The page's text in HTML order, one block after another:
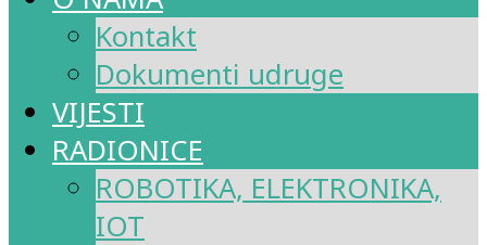
Kontakt
Dokumenti udruge
VIJESTI
RADIONICE
ROBOTIKA, ELEKTRONIKA,
IOT